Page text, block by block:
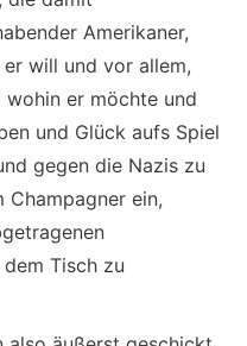
Amerikaner,
will und vor allem,
wohin er möchte und
und Glück aufs Spiel
gegen die Nazis zu
Champagner ein,
Tisch zu